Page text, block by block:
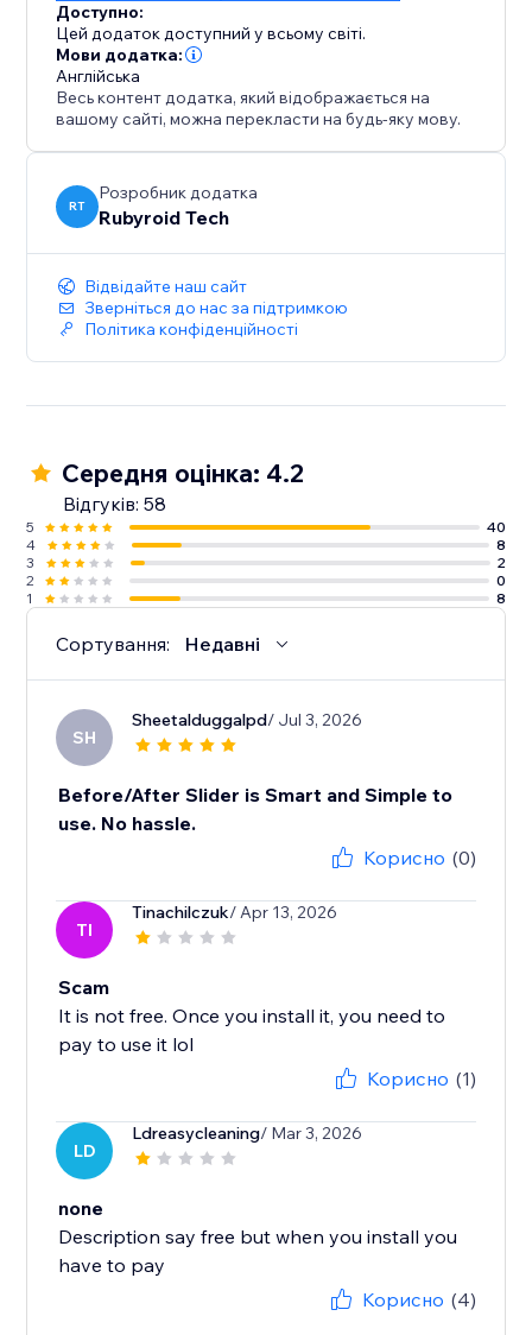
Доступно:
Цей додаток доступний у всьому світі.
Мови додатка:
Англійська
Весь контент додатка, який відображається на
вашому сайті, можна перекласти на будь-яку мову.
RT
Розробник додатка
Rubyroid Tech
Відвідайте наш сайт
Зверніться до нас за підтримкою
Політика конфіденційності
Середня оцінка: 4.2
Відгуків: 58
5
40
4
8
3
2
2
0
1
8
Сортування: Недавні
SH
Sheetalduggalpd/ Jul 3, 2026
Before/After Slider is Smart and Simple to
use. No hassle.
Корисно (0)
TI
Tinachilczuk/ Apr 13, 2026
Scam
It is not free. Once you install it, you need to
pay to use it lol
Корисно (1)
LD
Ldreasycleaning/ Mar 3, 2026
none
Description say free but when you install you
have to pay
Корисно (4)